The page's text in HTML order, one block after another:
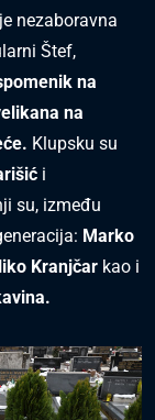
nezaboravna
Štef,
na
na
Klupsku su
i
su, između
Marko
Kranjčar kao i